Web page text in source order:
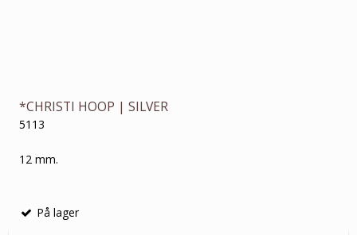
*CHRISTI HOOP | SILVER
5113
12 mm.
På lager